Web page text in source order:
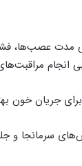
عصب‌ها،
سرمانجا و